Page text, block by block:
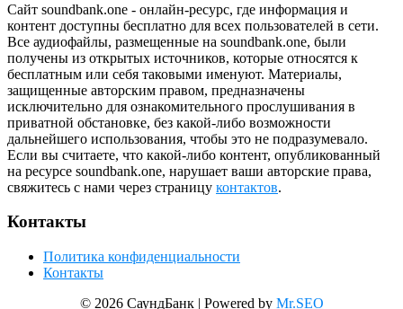
Сайт soundbank.one - онлайн-ресурс, где информация и
контент доступны бесплатно для всех пользователей в сети.
Все аудиофайлы, размещенные на soundbank.one, были
получены из открытых источников, которые относятся к
бесплатным или себя таковыми именуют. Материалы,
защищенные авторским правом, предназначены
исключительно для ознакомительного прослушивания в
приватной обстановке, без какой-либо возможности
дальнейшего использования, чтобы это не подразумевало.
Если вы считаете, что какой-либо контент, опубликованный
на ресурсе soundbank.one, нарушает ваши авторские права,
свяжитесь с нами через страницу контактов.
Контакты
Политика конфиденциальности
Контакты
© 2026 СаундБанк | Powered by Mr.SEO